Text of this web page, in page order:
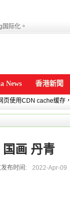
际化。
News 香港新聞
使用CDN cache缓存
国画 丹青
布时间: 2022-Apr-09